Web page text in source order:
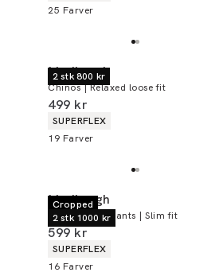
25 Farver
2 stk 800 kr
Lindbergh
Chinos | Relaxed loose fit
I alt (inkl. rabat)
499 kr
Produkt egenskaber
SUPERFLEX
19 Farver
Cropped
2 stk 1000 kr
Lindbergh
Performance pants | Slim fit
I alt (inkl. rabat)
599 kr
Produkt egenskaber
SUPERFLEX
16 Farver